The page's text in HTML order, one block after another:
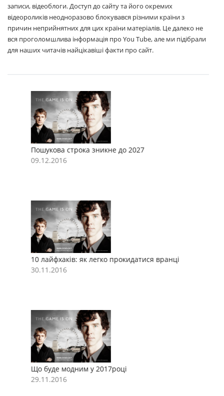
записи, відеоблоги. Доступ до сайту та його окремих
відеороликів неодноразово блокувався різними країни з
причин неприйнятних для цих країни матеріалів. Це далеко не
вся проголомшлива інформація про You Tube, але ми підібрали
для наших читачів найцікавіші факти про сайт.
Пошукова строка зникне до 2027
09.12.2016
10 лайфхаків: як легко прокидатися вранці
30.11.2016
Що буде модним у 2017році
29.11.2016